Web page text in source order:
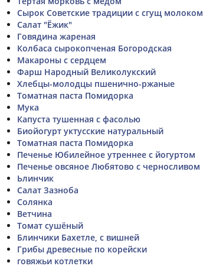
Сырок Советские традиции с сгущ молоком
Салат "Ёжик"
Говядина жареная
Колбаса сырокопченая Богородская
Макароны с сердцем
Фарш Народный Великолукский
Хлебцы-молодцы пшенично-ржаные
Томатная паста Помидорка
Мука
Капуста тушенная с фасолью
Биойогурт уктусские натуральный
Томатная паста Помидорка
Печенье Юбилейное утреннее с йогуртом
Печенье овсяное Любятово с черносливом
Ьлинчик
Салат Зазноба
Солянка
Ветчина
Томат сушёный
Блинчики Бахетле, с вишней
Грибы древесные по корейски
говяжьи котлетки